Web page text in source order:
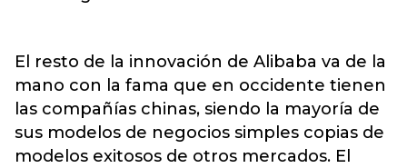
El resto de la innovación de Alibaba va de la
mano con la fama que en occidente tienen
las compañías chinas, siendo la mayoría de
sus modelos de negocios simples copias de
modelos exitosos de otros mercados. El